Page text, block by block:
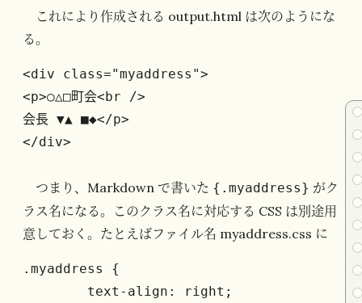
これにより作成される output.html は次のようにな
る。
<div class="myaddress">
<p>○△□町会<br />
会長 ▼▲ ■◆</p>
</div>
つまり、Markdown で書いた {.myaddress} がク
ラス名になる。このクラス名に対応する CSS は別途用
意しておく。たとえばファイル名 myaddress.css に
.myaddress {
        text-align: right;